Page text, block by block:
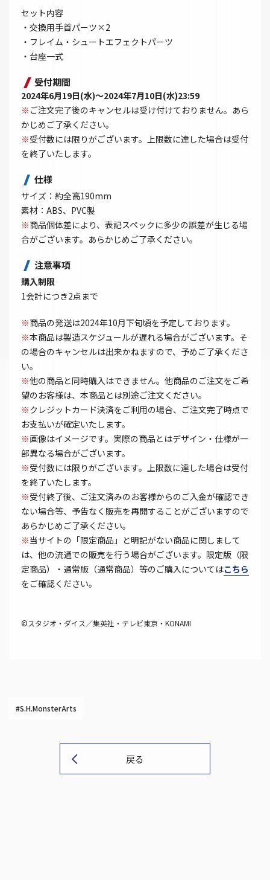
セット内容
・交換用手首パーツ×2
・フレイム・シュートエフェクトパーツ
・台座一式
受付期間
2024年6月19日(水)～2024年7月10日(水)23:59
※ ご注文完了後のキャンセルは受け付けておりません。あら
かじめご了承ください。
※受付数には限りがございます。上限数に達した場合は受付
を終了いたします。
仕様
サイズ：約全高190mm
素材：ABS、PVC製
※商品個体差により、表記スペックに多少の誤差が生じる場
合がございます。あらかじめご了承ください。
注意事項
購入制限
1会計につき2点まで
※商品の発送は2024年10月下旬頃を予定しております。
※本商品は製造スケジュールが遅れる場合がございます。そ
の場合のキャンセルは出来かねますので、予めご了承くださ
い。
※他の商品と同時購入はできません。他商品のご注文をご希
望のお客様は、本商品とは別途ご注文ください。
※クレジットカード決済をご利用の場合、ご注文完了時点で
お支払いが確定いたします。
※画像はイメージです。実際の商品とはデザイン・仕様が一
部異なる場合がございます。
※受付数には限りがございます。上限数に達した場合は受付
を終了いたします。
※受付終了後、ご注文済みのお客様からのご入金が確認でき
ない場合等、予告なく販売を再開することがございますので
あらかじめご了承ください。
※当サイトの「限定商品」と明記がない商品に関しまして
は、他の流通での販売を行う場合がございます。限定版（限
定商品）・通常版（通常商品）等のご購入についてはこちら
をご確認ください。
©スタジオ・ダイス／集英社・テレビ東京・KONAMI
#S.H.MonsterArts
戻る